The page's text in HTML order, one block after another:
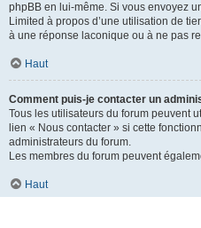
phpBB en lui-même. Si vous envoyez
Limited à propos d’une utilisation de
à une réponse laconique ou à ne pas
Haut
Comment puis-je contacter un
Tous les utilisateurs du forum peuvent
lien « Nous contacter » si cette
administrateurs du forum.
Les membres du forum peuvent
Haut